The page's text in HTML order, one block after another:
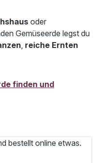
oder
Gemüseerde legst du
, reiche Ernten
finden und